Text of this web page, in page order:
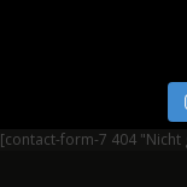
[contact-form-7 404 "Nicht